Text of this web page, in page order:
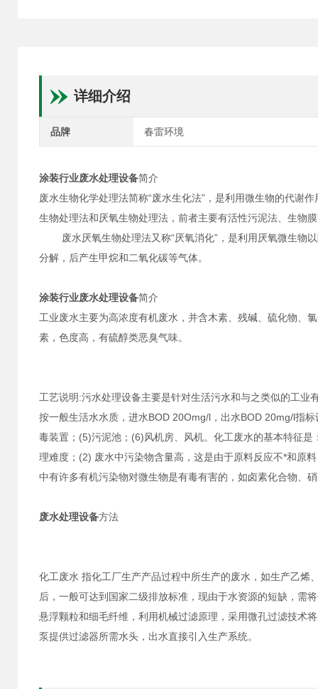
详细介绍
品牌 春雷环境
涂装行业废水处理设备简介
废水生物化学处理法简称“废水生化法”，是利用微生物的代谢
生物处理法和厌氧生物处理法，前者主要有活性污泥法、生物
废水厌氧生物处理法又称“厌氧消化”，是利用厌氧微生物以
分解，后产生甲烷和二氧化碳等气体。
涂装行业废水处理设备简介
工业废水主要为高浓度有机废水，并含木素、残碱、硫化物、
素，色度高，有硫醇类恶臭气味。
工艺说明:污水处理设备主要是针对生活污水和与之类似的工
按一般生活水水质，进水BOD 20Omg/l，出水BOD 20mg/l指
毒装置；(5)污泥池；(6)风机房、风机。化工废水的基本特征
理难度；(2) 废水中污染物含量高，这是由于原料反应不*和原
中有许多有机污染物对微生物是有毒有害的，如卤素化合物、
废水处理设备方法
化工废水 指化工厂生产产品过程中所生产的废水，如生产乙
后，一般可达到国家二级排放标准，现由于水资源的短缺，需
悬浮颗粒和细毛纤维，利用机械过滤原理，采用微孔过滤技术
泵提供过滤器所需水头，出水直接引入生产系统。